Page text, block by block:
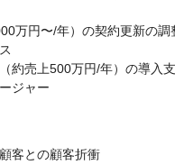
円〜/年）の契約更新の調
売上500万円/年）の導入
ジャー
客との顧客折衝